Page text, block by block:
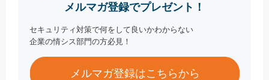
メルマガ登録でプレゼント！
セキュリティ対策で何をして良いかわからない
企業の情シス部門の方必見！
メルマガ登録はこちらから